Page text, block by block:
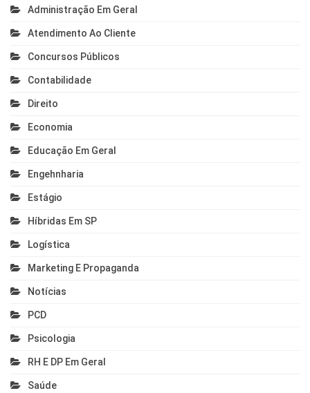
Administração Em Geral
Atendimento Ao Cliente
Concursos Públicos
Contabilidade
Direito
Economia
Educação Em Geral
Engehnharia
Estágio
Híbridas Em SP
Logística
Marketing E Propaganda
Notícias
PCD
Psicologia
RH E DP Em Geral
Saúde